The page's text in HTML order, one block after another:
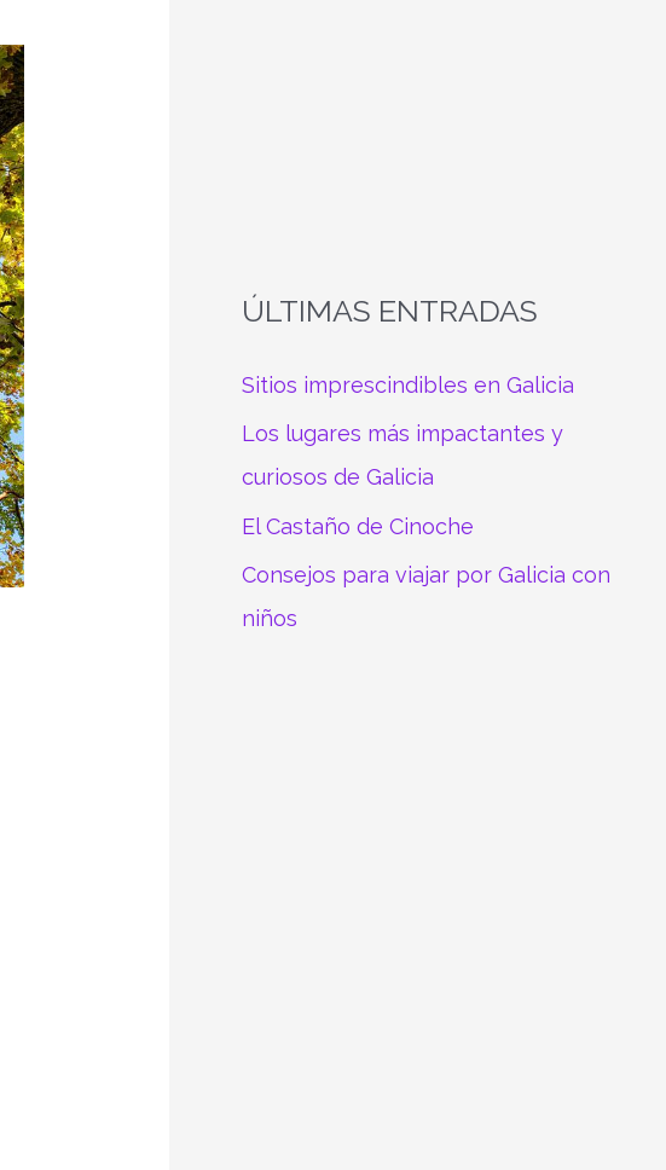
ÚLTIMAS ENTRADAS
Sitios imprescindibles en Galicia
Los lugares más impactantes y
curiosos de Galicia
El Castaño de Cinoche
Consejos para viajar por Galicia con
niños